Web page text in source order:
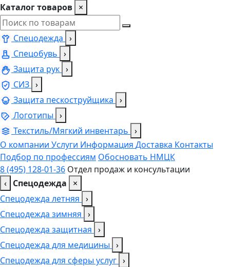
Каталог товаров ×
Спецодежда ›
Спецобувь ›
Защита рук ›
СИЗ ›
Защита пескоструйщика ›
Логотипы ›
Текстиль/Мягкий инвентарь ›
О компании Услуги Информация Доставка Контакты
Подбор по профессиям Обосновать НМЦК
8 (495) 128-01-36 Отдел продаж и консультации
‹ Спецодежда
×
Спецодежда летняя ›
Спецодежда зимняя ›
Спецодежда защитная ›
Спецодежда для медицины ›
Спецодежда для сферы услуг ›